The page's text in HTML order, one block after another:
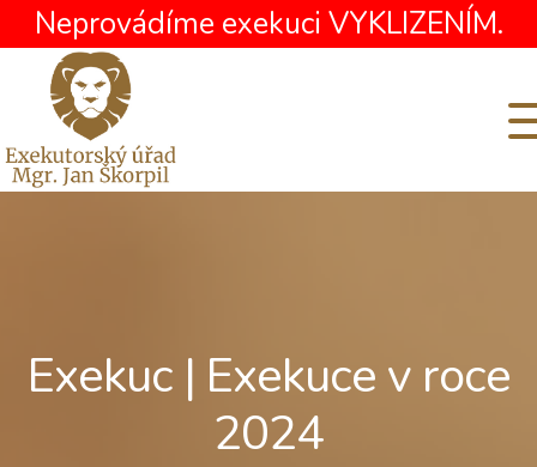
Neprovádíme exekuci VYKLIZENÍM.
Exekuc | Exekuce v roce
2024